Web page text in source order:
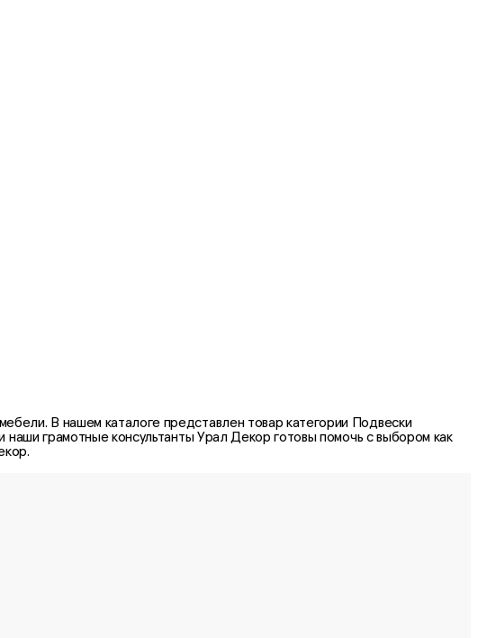
В нашем каталоге представлен товар категории Подвески
наши грамотные консультанты Урал Декор готовы помочь с выбором как